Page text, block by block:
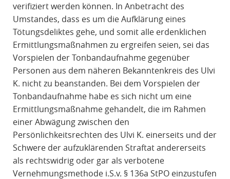
verifiziert werden können. In Anbetracht des
Umstandes, dass es um die Aufklärung eines
Tötungsdeliktes gehe, und somit alle erdenklichen
Ermittlungsmaßnahmen zu ergreifen seien, sei das
Vorspielen der Tonbandaufnahme gegenüber
Personen aus dem näheren Bekanntenkreis des Ulvi
K. nicht zu beanstanden. Bei dem Vorspielen der
Tonbandaufnahme habe es sich nicht um eine
Ermittlungsmaßnahme gehandelt, die im Rahmen
einer Abwägung zwischen den
Persönlichkeitsrechten des Ulvi K. einerseits und der
Schwere der aufzuklärenden Straftat andererseits
als rechtswidrig oder gar als verbotene
Vernehmungsmethode i.S.v. § 136a StPO einzustufen